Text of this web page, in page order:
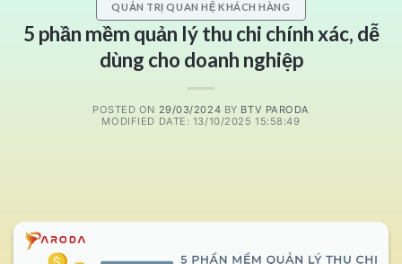
QUẢN TRỊ QUAN HỆ KHÁCH HÀNG
5 phần mềm quản lý thu chi chính xác, dễ
dùng cho doanh nghiệp
POSTED ON 29/03/2024 BY BTV PARODA
MODIFIED DATE: 13/10/2025 15:58:49